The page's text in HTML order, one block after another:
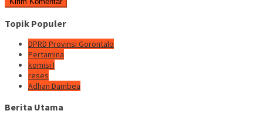
Topik Populer
DPRD Provinsi Gorontalo
Pertamina
komisi I
reses
Adhan Dambea
Berita Utama